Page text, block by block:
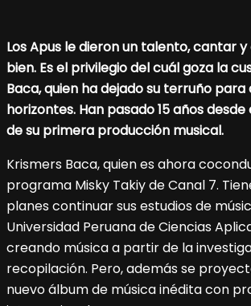
Los Apus le dieron un talento, cantar
bien. Es el privilegio del cuál goza la
Baca, quien ha dejado su terruño para
horizontes. Han pasado 15 años
de su primera producción musical.
Krismers Baca, quien es ahora
programa Misky Takiy de Canal 7.
planes continuar sus estudios de
Universidad Peruana de Ciencias
creando música a partir de la
recopilación. Pero, además se
nuevo álbum de música inédita con